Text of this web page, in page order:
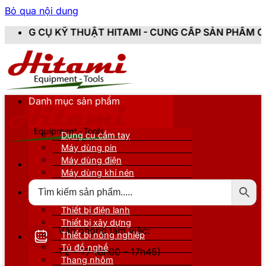
Bỏ qua nội dung
HITAMI - CUNG CẤP SẢN PHẨM CHÍNH HÃNG,
Văn phòng làm việc:
T2 - T7 (8h00 - 17h45)
Danh mục sản phẩm
Dụng cụ cầm tay
Máy dùng pin
Máy dùng điện
Máy dùng khí nén
Thiết bị nâng đỡ
Thiết bị điện lạnh
Thiết bị xây dựng
Thiết bị nông nghiệp
Tủ đồ nghề
Thang nhôm